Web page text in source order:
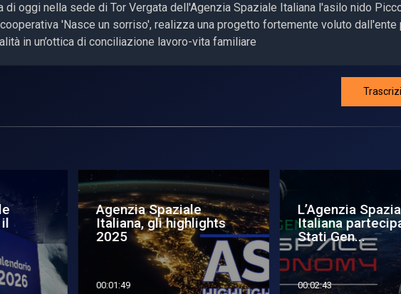
di oggi nella sede di Tor Vergata dell'Agenzia Spaziale Italiana l'asilo nido
'Nasce un sorriso', realizza una progetto fortemente voluto dall'ente
in un’ottica di conciliazione lavoro-vita familiare
Agenzia Spaziale
Italiana, gli highlights
2025
00:01:49
L’Agenzia
Italiana
Stati Gen...
00:02:43